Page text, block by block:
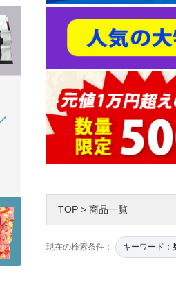
TOP > 商品一覧
現在の検索条件： キーワード：